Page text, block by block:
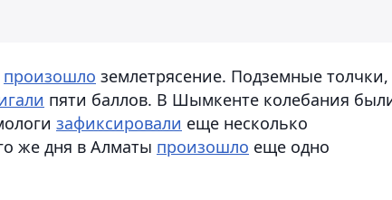
произошло землетрясение. Подземные толчки,
пяти баллов. В Шымкенте колебания
зафиксировали еще несколько
же дня в Алматы произошло еще одно